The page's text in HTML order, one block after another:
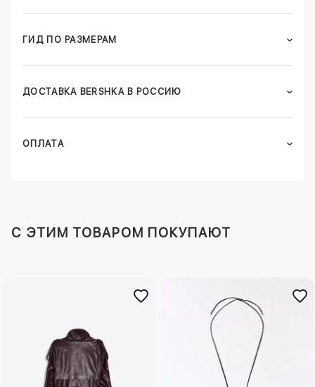
ГИД ПО РАЗМЕРАМ
ДОСТАВКА BERSHKA В РОССИЮ
ОПЛАТА
C ЭТИМ ТОВАРОМ ПОКУПАЮТ